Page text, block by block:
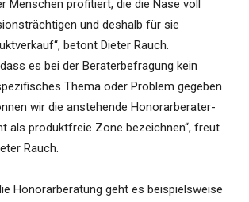
Menschen profitiert, die die Nase voll
und deshalb für sie
betont Dieter Rauch.
es bei der Beraterbefragung kein
Thema oder Problem gegeben
wir die anstehende Honorarberater-
als produktfreie Zone bezeichnen“, freut
Rauch.
Honorarberatung geht es beispielsweise